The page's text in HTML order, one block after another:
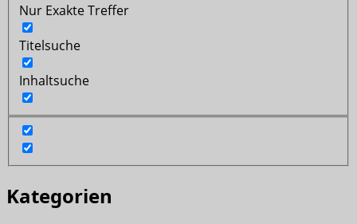
Nur Exakte Treffer
Titelsuche
Inhaltsuche
Kategorien